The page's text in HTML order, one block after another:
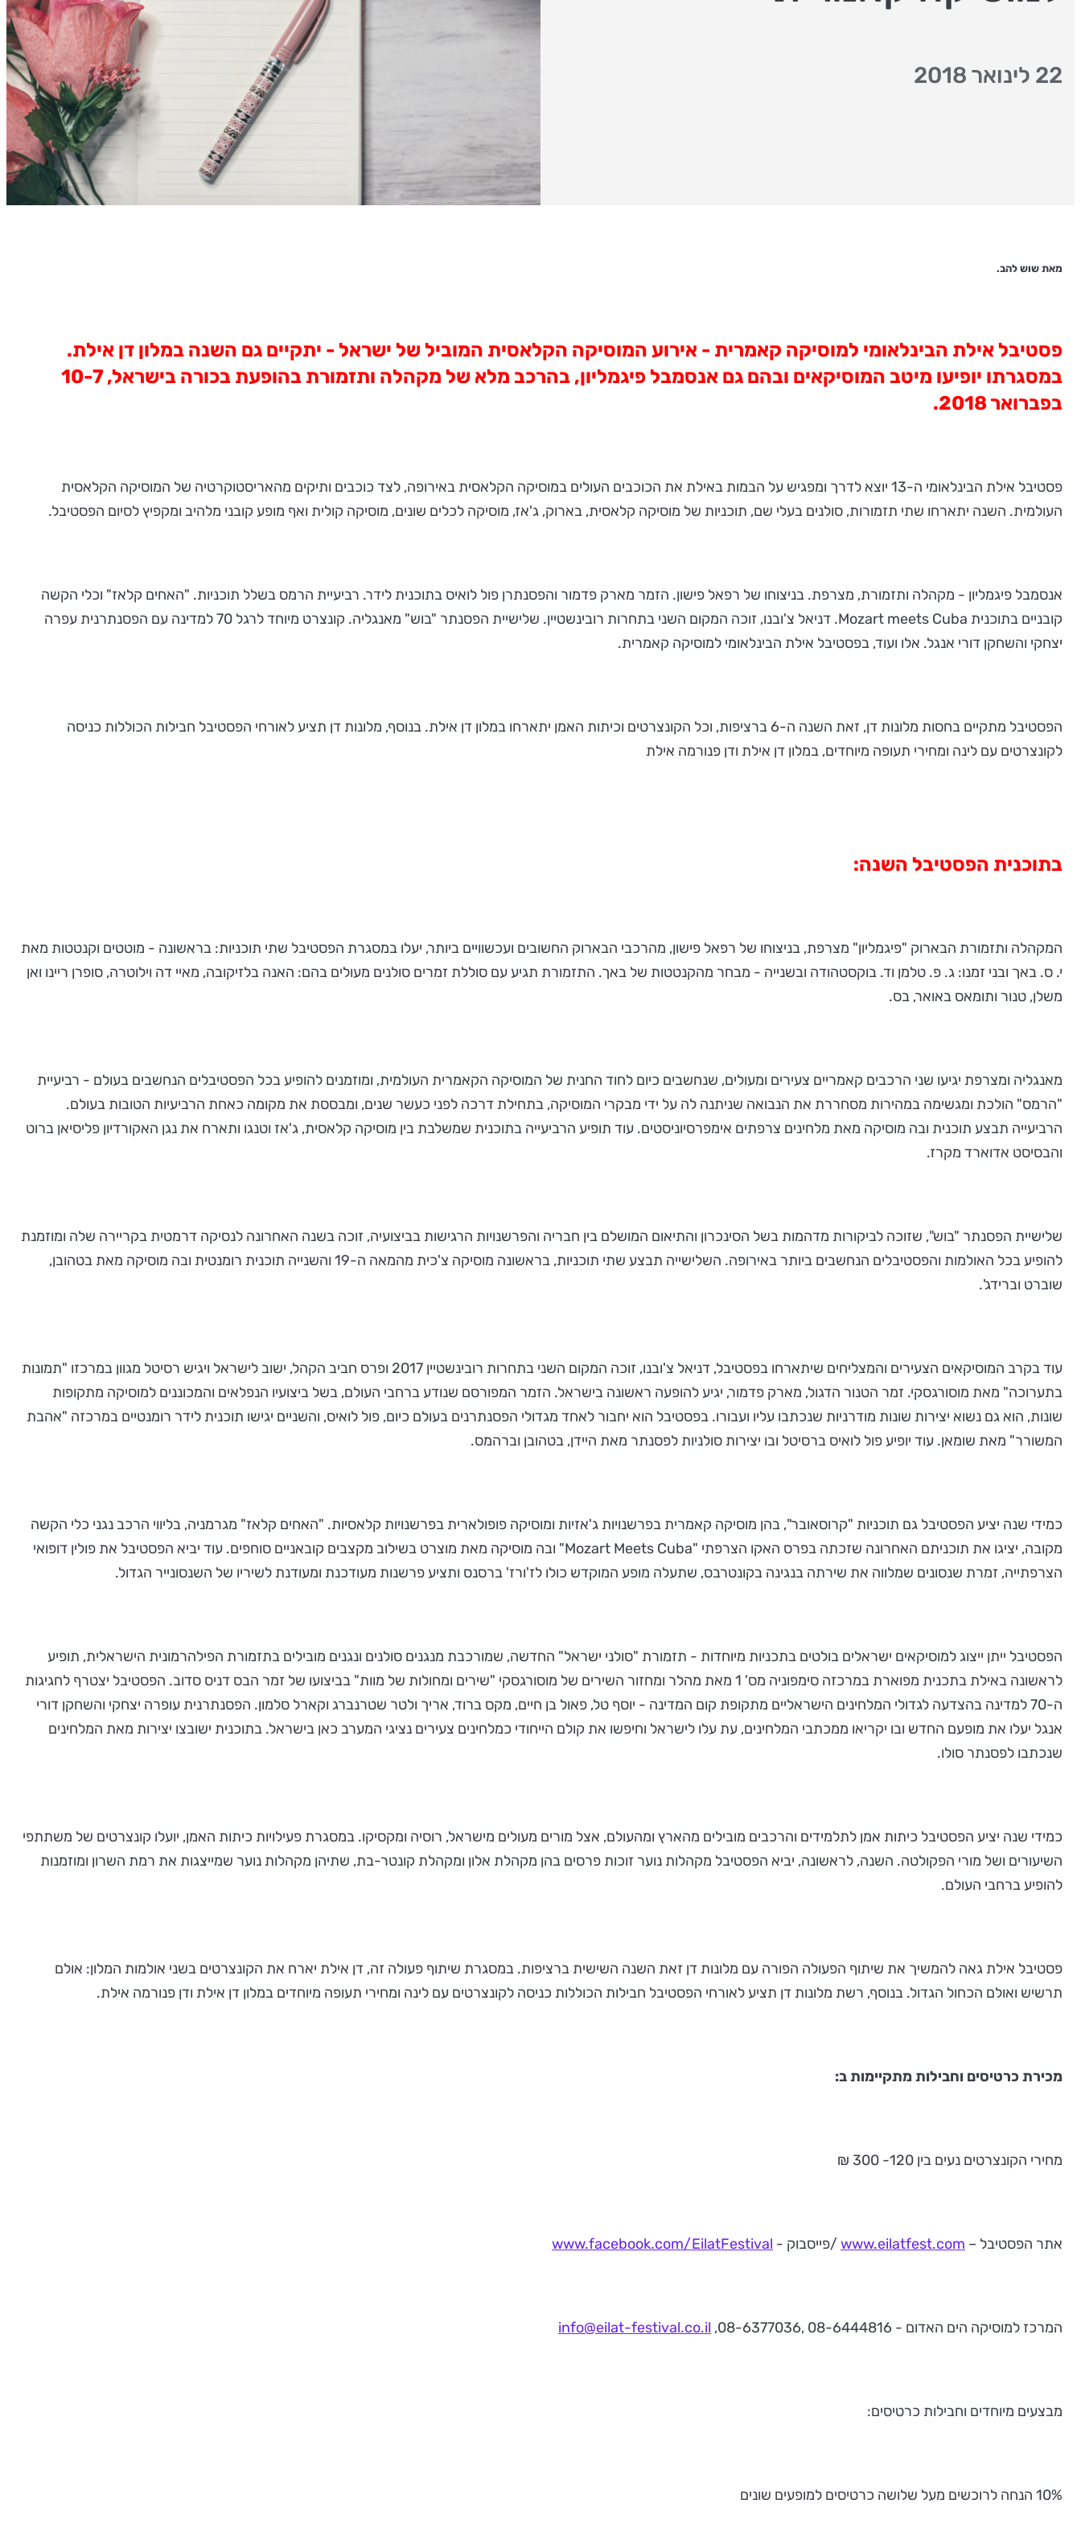
22 לינואר 2018
מאת שוש להב.
פסטיבל אילת הבינלאומי למוסיקה קאמרית - אירוע המוסיקה הקלאסית המוביל של ישראל - יתקיים גם השנה במלון דן אילת.
במסגרתו יופיעו מיטב המוסיקאים ובהם גם אנסמבל פיגמליון, בהרכב מלא של מקהלה ותזמורת בהופעת בכורה בישראל, 10-7
בפברואר 2018.
פסטיבל אילת הבינלאומי ה-13 יוצא לדרך ומפגיש על הבמות באילת את הכוכבים העולים במוסיקה הקלאסית באירופה, לצד כוכבים ותיקים מהאריסטוקרטיה של המוסיקה הקלאסית
העולמית. השנה יתארחו שתי תזמורות, סולנים בעלי שם, תוכניות של מוסיקה קלאסית, בארוק, ג'אז, מוסיקה לכלים שונים, מוסיקה קולית ואף מופע קובני מלהיב ומקפיץ לסיום הפסטיבל.
אנסמבל פיגמליון - מקהלה ותזמורת, מצרפת. בניצוחו של רפאל פישון. הזמר מארק פדמור והפסנתרן פול לואיס בתוכנית לידר. רביעיית הרמס בשלל תוכניות. "האחים קלאז" וכלי הקשה
קובניים בתוכנית Mozart meets Cuba. דניאל צ'ובנו, זוכה המקום השני בתחרות רובינשטיין. שלישיית הפסנתר "בוש" מאנגליה. קונצרט מיוחד לרגל 70 למדינה עם הפסנתרנית עפרה
יצחקי והשחקן דורי אנגל. אלו ועוד, בפסטיבל אילת הבינלאומי למוסיקה קאמרית.
הפסטיבל מתקיים בחסות מלונות דן, זאת השנה ה-6 ברציפות, וכל הקונצרטים וכיתות האמן יתארחו במלון דן אילת. בנוסף, מלונות דן תציע לאורחי הפסטיבל חבילות הכוללות כניסה
לקונצרטים עם לינה ומחירי תעופה מיוחדים, במלון דן אילת ודן פנורמה אילת
בתוכנית הפסטיבל השנה:
המקהלה ותזמורת הבארוק "פיגמליון" מצרפת, בניצוחו של רפאל פישון, מהרכבי הבארוק החשובים ועכשוויים ביותר, יעלו במסגרת הפסטיבל שתי תוכניות: בראשונה - מוטטים וקנטטות מאת
י. ס. באך ובני זמנו: ג. פ. טלמן וד. בוקסטהודה ובשנייה - מבחר מהקנטטות של באך. התזמורת תגיע עם סוללת זמרים סולנים מעולים בהם: האנה בלזיקובה, מאיי דה וילוטרה, סופרן ריינו ואן
משלן, טנור ותומאס באואר, בס.
מאנגליה ומצרפת יגיעו שני הרכבים קאמריים צעירים ומעולים, שנחשבים כיום לחוד החנית של המוסיקה הקאמרית העולמית, ומוזמנים להופיע בכל הפסטיבלים הנחשבים בעולם - רביעיית
"הרמס" הולכת ומגשימה במהירות מסחררת את הנבואה שניתנה לה על ידי מבקרי המוסיקה, בתחילת דרכה לפני כעשר שנים, ומבססת את מקומה כאחת הרביעיות הטובות בעולם.
הרביעייה תבצע תוכנית ובה מוסיקה מאת מלחינים צרפתים אימפרסיוניסטים. עוד תופיע הרביעייה בתוכנית שמשלבת בין מוסיקה קלאסית, ג'אז וטנגו ותארח את נגן האקורדיון פליסיאן ברוט
והבסיסט אדוארד מקרז.
שלישיית הפסנתר "בוש", שזוכה לביקורות מדהמות בשל הסינכרון והתיאום המושלם בין חבריה והפרשנויות הרגישות בביצועיה, זוכה בשנה האחרונה לנסיקה דרמטית בקריירה שלה ומוזמנת
להופיע בכל האולמות והפסטיבלים הנחשבים ביותר באירופה. השלישייה תבצע שתי תוכניות, בראשונה מוסיקה צ'כית מהמאה ה-19 והשנייה תוכנית רומנטית ובה מוסיקה מאת בטהובן,
שוברט וברידג'.
עוד בקרב המוסיקאים הצעירים והמצליחים שיתארחו בפסטיבל, דניאל צ'ובנו, זוכה המקום השני בתחרות רובינשטיין 2017 ופרס חביב הקהל, ישוב לישראל ויגיש רסיטל מגוון במרכזו "תמונות
בתערוכה" מאת מוסורגסקי. זמר הטנור הדגול, מארק פדמור, יגיע להופעה ראשונה בישראל. הזמר המפורסם שנודע ברחבי העולם, בשל ביצועיו הנפלאים והמכוננים למוסיקה מתקופות
שונות, הוא גם נשוא יצירות שונות מודרניות שנכתבו עליו ועבורו. בפסטיבל הוא יחבור לאחד מגדולי הפסנתרנים בעולם כיום, פול לואיס, והשניים יגישו תוכנית לידר רומנטיים במרכזה "אהבת
המשורר" מאת שומאן. עוד יופיע פול לואיס ברסיטל ובו יצירות סולניות לפסנתר מאת היידן, בטהובן וברהמס.
כמידי שנה יציע הפסטיבל גם תוכניות "קרוסאובר", בהן מוסיקה קאמרית בפרשנויות ג'אזיות ומוסיקה פופולארית בפרשנויות קלאסיות. "האחים קלאז" מגרמניה, בליווי הרכב נגני כלי הקשה
מקובה, יציגו את תוכניתם האחרונה שזכתה בפרס האקו הצרפתי "Mozart Meets Cuba" ובה מוסיקה מאת מוצרט בשילוב מקצבים קובאניים סוחפים. עוד יביא הפסטיבל את פולין דופואי
הצרפתייה, זמרת שנסונים שמלווה את שירתה בנגינה בקונטרבס, שתעלה מופע המוקדש כולו לז'ורז' ברסנס ותציע פרשנות מעודכנת ומעודנת לשיריו של השנסונייר הגדול.
הפסטיבל ייתן ייצוג למוסיקאים ישראלים בולטים בתכניות מיוחדות - תזמורת "סולני ישראל" החדשה, שמורכבת מנגנים סולנים ונגנים מובילים בתזמורת הפילהרמונית הישראלית, תופיע
לראשונה באילת בתכנית מפוארת במרכזה סימפוניה מס' 1 מאת מהלר ומחזור השירים של מוסורגסקי "שירים ומחולות של מוות" בביצועו של זמר הבס דניס סדוב. הפסטיבל יצטרף לחגיגות
ה-70 למדינה בהצדעה לגדולי המלחינים הישראליים מתקופת קום המדינה - יוסף טל, פאול בן חיים, מקס ברוד, אריך ולטר שטרנברג וקארל סלמון. הפסנתרנית עופרה יצחקי והשחקן דורי
אנגל יעלו את מופעם החדש ובו יקריאו ממכתבי המלחינים, עת עלו לישראל וחיפשו את קולם הייחודי כמלחינים צעירים נציגי המערב כאן בישראל. בתוכנית ישובצו יצירות מאת המלחינים
שנכתבו לפסנתר סולו.
כמידי שנה יציע הפסטיבל כיתות אמן לתלמידים והרכבים מובילים מהארץ ומהעולם, אצל מורים מעולים מישראל, רוסיה ומקסיקו. במסגרת פעילויות כיתות האמן, יועלו קונצרטים של משתתפי
השיעורים ושל מורי הפקולטה. השנה, לראשונה, יביא הפסטיבל מקהלות נוער זוכות פרסים בהן מקהלת אלון ומקהלת קונטר-בת, שתיהן מקהלות נוער שמייצגות את רמת השרון ומוזמנות
להופיע ברחבי העולם.
פסטיבל אילת גאה להמשיך את שיתוף הפעולה הפורה עם מלונות דן זאת השנה השישית ברציפות. במסגרת שיתוף פעולה זה, דן אילת יארח את הקונצרטים בשני אולמות המלון: אולם
תרשיש ואולם הכחול הגדול. בנוסף, רשת מלונות דן תציע לאורחי הפסטיבל חבילות הכוללות כניסה לקונצרטים עם לינה ומחירי תעופה מיוחדים במלון דן אילת ודן פנורמה אילת.
מכירת כרטיסים וחבילות מתקיימות ב:
מחירי הקונצרטים נעים בין 120- 300 ₪
אתר הפסטיבל – www.eilatfest.com /פייסבוק - www.facebook.com/EilatFestival
המרכז למוסיקה הים האדום - 08-6444816 ,08-6377036, info@eilat-festival.co.il
מבצעים מיוחדים וחבילות כרטיסים:
10% הנחה לרוכשים מעל שלושה כרטיסים למופעים שונים